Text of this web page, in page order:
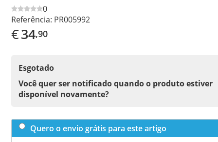
0
Referência: PR005992
€34,90
Esgotado
Você quer ser notificado quando o produto estiver
disponível novamente?
Quero o envio grátis para este artigo